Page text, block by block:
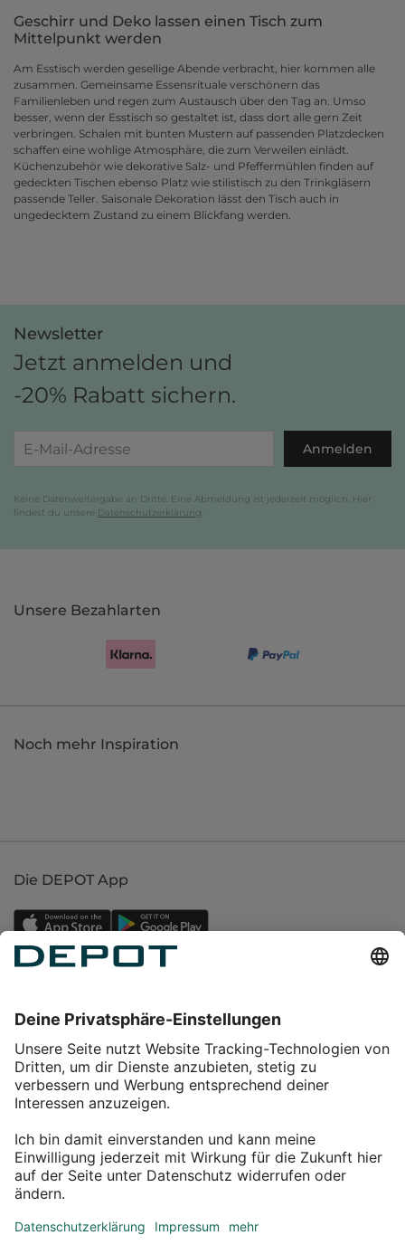
Geschirr und Deko lassen einen Tisch zum
Mittelpunkt werden
Am Esstisch werden gesellige Abende verbracht, hier kommen alle
zusammen. Gemeinsame Essensrituale verschönern das
Familienleben und regen zum Austausch über den Tag an. Umso
besser, wenn der Esstisch so gestaltet ist, dass dort alle gern Zeit
verbringen. Schalen mit bunten Mustern auf passenden Platzdecken
schaffen eine wohlige Atmosphäre, die zum Verweilen einlädt.
Küchenzubehör wie dekorative Salz- und Pfeffermühlen finden auf
gedeckten Tischen ebenso Platz wie stilistisch zu den Trinkgläsern
passende Teller. Saisonale Dekoration lässt den Tisch auch in
ungedecktem Zustand zu einem Blickfang werden.
Newsletter
Jetzt anmelden und
-20% Rabatt sichern.
Anmelden
Keine Datenweitergabe an Dritte. Eine Abmeldung ist jederzeit möglich. Hier
findest du unsere Datenschutzerklärung
Unsere Bezahlarten
Noch mehr Inspiration
Die DEPOT App
Service
Über DEPOT
Kontakt